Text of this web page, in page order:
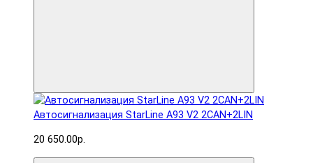
Автосигнализация StarLine A93 V2 2CAN+2LIN
20 650.00р.